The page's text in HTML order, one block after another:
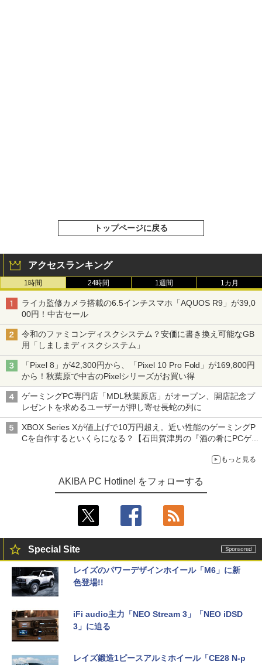
トップページに戻る
アクセスランキング
1時間 24時間 1週間 1カ月
ライカ監修カメラ搭載の6.5インチスマホ「AQUOS R9」が39,0
00円！中古セール
令和のファミコンディスクシステム？安価に書き換え可能なGB
用「しましまディスクシステム」
「Pixel 8」が42,300円から、「Pixel 10 Pro Fold」が169,800円
から！秋葉原で中古のPixelシリーズがお買い得
ゲーミングPC専門店「MDL秋葉原店」がオープン、開店記念プ
レゼントを求めるユーザーが押し寄せ長蛇の列に
XBOX Series Xが値上げで10万円超え。近い性能のゲーミングP
Cを自作するといくらになる？【石田賀津男の『酒の肴にPCゲ
もっと見る
AKIBA PC Hotline! をフォローする
Special Site
レイズのパワーデザインホイール「M6」に新
色登場!!
iFi audio主力「NEO Stream 3」「NEO iDSD
3」に迫る
レイズ鍛造1ピースアルミホイール「CE28 N-p